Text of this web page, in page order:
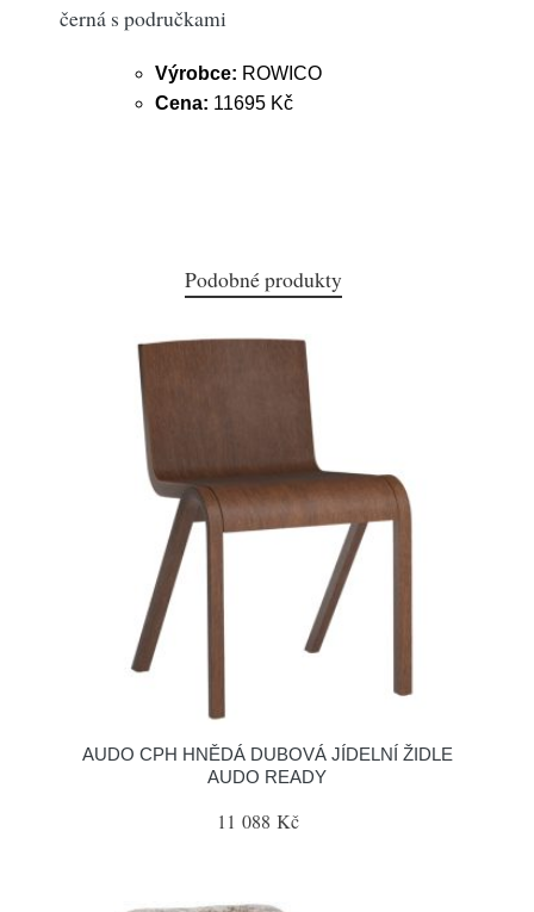
černá s područkami
Výrobce: ROWICO
Cena: 11695 Kč
Podobné produkty
AUDO CPH HNĚDÁ DUBOVÁ JÍDELNÍ ŽIDLE
AUDO READY
11 088 Kč